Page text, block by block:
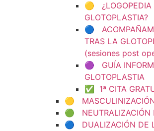
🟡 ¿LOGOPEDIA
GLOTOPLASTIA?
🔵
TRAS LA
(sesiones post
🟣 GUÍA
GLOTOPLASTIA
✅ 1ª CITA
🟡
🟢 NEUTRALIZACIÓN
🔵 DUALIZACIÓN DE